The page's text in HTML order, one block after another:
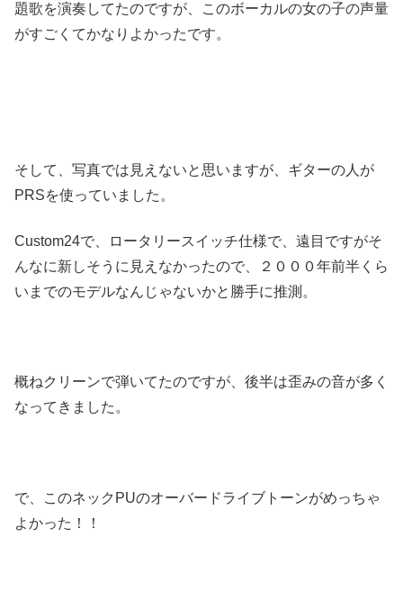
題歌を演奏してたのですが、このボーカルの女の子の声量
がすごくてかなりよかったです。
そして、写真では見えないと思いますが、ギターの人が
PRSを使っていました。
Custom24で、ロータリースイッチ仕様で、遠目ですがそ
んなに新しそうに見えなかったので、２０００年前半くら
いまでのモデルなんじゃないかと勝手に推測。
概ねクリーンで弾いてたのですが、後半は歪みの音が多く
なってきました。
で、このネックPUのオーバードライブトーンがめっちゃ
よかった！！